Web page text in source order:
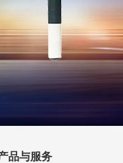
品与服务